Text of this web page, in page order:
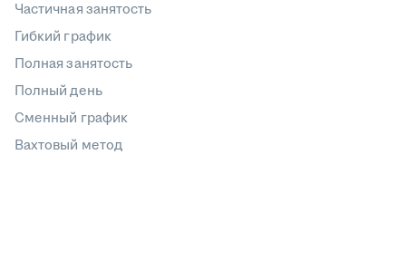
Частичная занятость
Гибкий график
Полная занятость
Полный день
Сменный график
Вахтовый метод